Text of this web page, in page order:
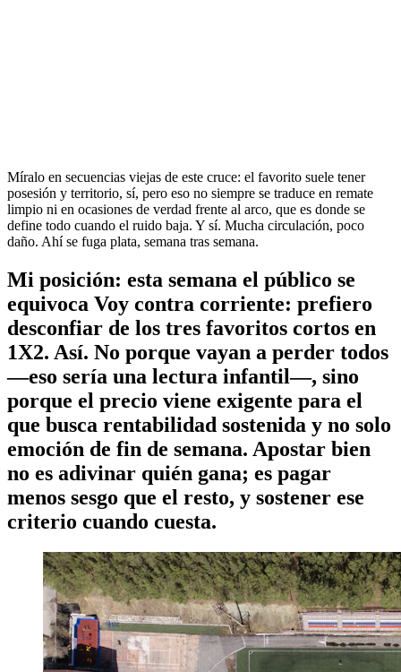
Míralo en secuencias viejas de este cruce: el favorito suele tener
posesión y territorio, sí, pero eso no siempre se traduce en remate
limpio ni en ocasiones de verdad frente al arco, que es donde se
define todo cuando el ruido baja. Y sí. Mucha circulación, poco
daño. Ahí se fuga plata, semana tras semana.
Mi posición: esta semana el público se
equivoca Voy contra corriente: prefiero
desconfiar de los tres favoritos cortos en
1X2. Así. No porque vayan a perder todos
—eso sería una lectura infantil—, sino
porque el precio viene exigente para el
que busca rentabilidad sostenida y no solo
emoción de fin de semana. Apostar bien
no es adivinar quién gana; es pagar
menos sesgo que el resto, y sostener ese
criterio cuando cuesta.